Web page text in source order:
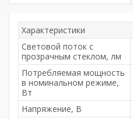
Характеристики
Световой поток с
прозрачным стеклом, лм
Потребляемая мощность
в номинальном режиме,
Вт
Напряжение, В